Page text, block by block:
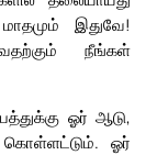
இதுவே!
நீங்கள்
ஓர் ஆடு,
கொள்ளட்டும். ஓர்